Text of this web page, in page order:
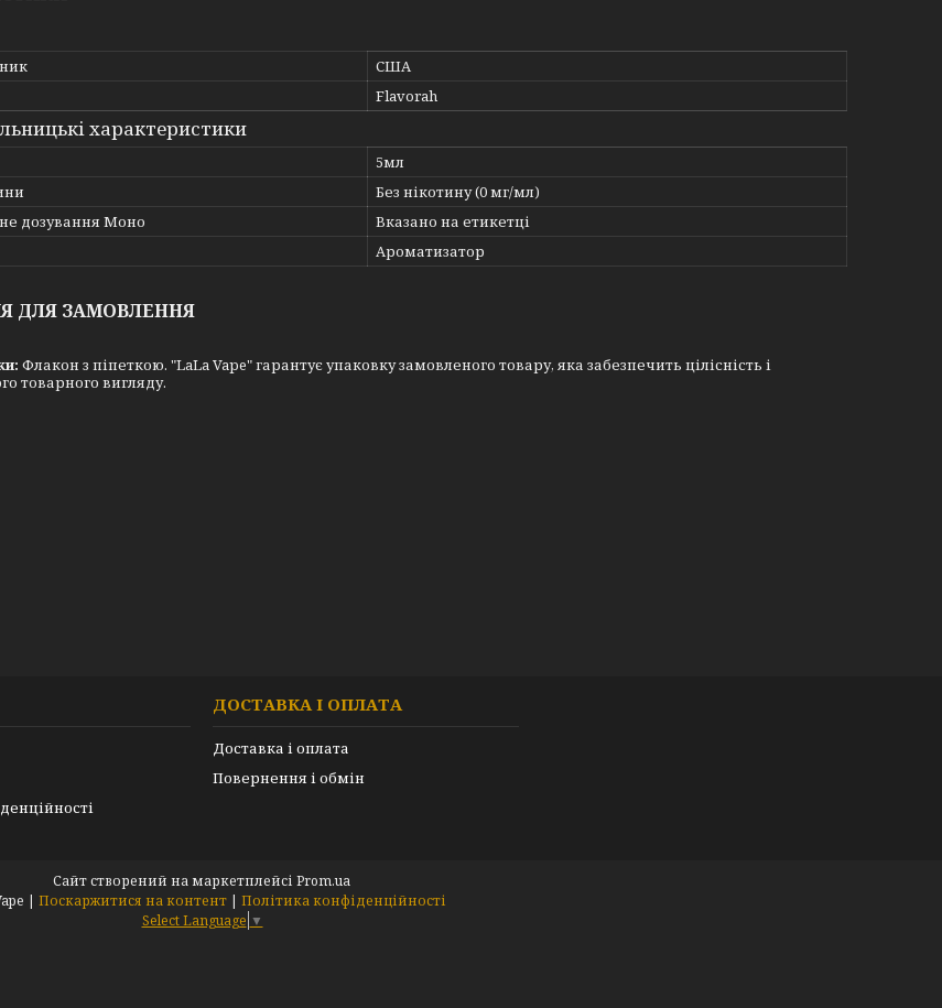
США
Flavorah
характеристики
5мл
Без нікотину (0 мг/мл)
дозування Моно
Вказано на етикетці
Ароматизатор
ДЛЯ ЗАМОВЛЕННЯ
Флакон з піпеткою. "LaLa Vape" гарантує упаковку замовленого товару, яка забезпечить цілісність і
товарного вигляду.
ДОСТАВКА І ОПЛАТА
Доставка і оплата
Повернення і обмін
Сайт створений на маркетплейсі Prom.ua
LaLa Vape | Поскаржитися на контент | Політика конфіденційності
Select Language ▼